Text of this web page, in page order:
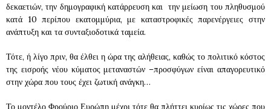
δεκαετιών, την δημογραφική κατάρρευση και την μείωση του πληθυσμού
κατά 10 περίπου εκατομμύρια, με καταστροφικές παρενέργειες στην
ανάπτυξη και τα συνταξιοδοτικά ταμεία.
Τότε, ή λίγο πριν, θα έλθει η ώρα της αλήθειας, καθώς το πολιτικό κόστος
της εισροής νέου κύματος μεταναστών –προσφύγων είναι απαγορευτικό
στην χώρα που τους έχει ζωτική ανάγκη…
Το μοντέλο Φρούριο Ευρώπη μέχρι τότε θα πλήττει κυρίως τις χώρες που